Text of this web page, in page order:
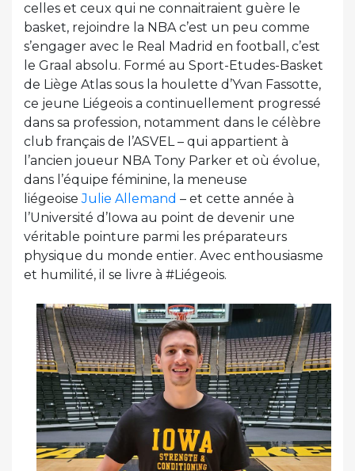
celles et ceux qui ne connaitraient guère le
basket, rejoindre la NBA c’est un peu comme
s’engager avec le Real Madrid en football, c’est
le Graal absolu. Formé au Sport-Etudes-Basket
de Liège Atlas sous la houlette d’Yvan Fassotte,
ce jeune Liégeois a continuellement progressé
dans sa profession, notamment dans le célèbre
club français de l’ASVEL – qui appartient à
l’ancien joueur NBA Tony Parker et où évolue,
dans l’équipe féminine, la meneuse
liégeoiseJulie Allemand – et cette année à
l’Université d’Iowa au point de devenir une
véritable pointure parmi les préparateurs
physique du monde entier. Avec enthousiasme
et humilité, il se livre à #Liégeois.